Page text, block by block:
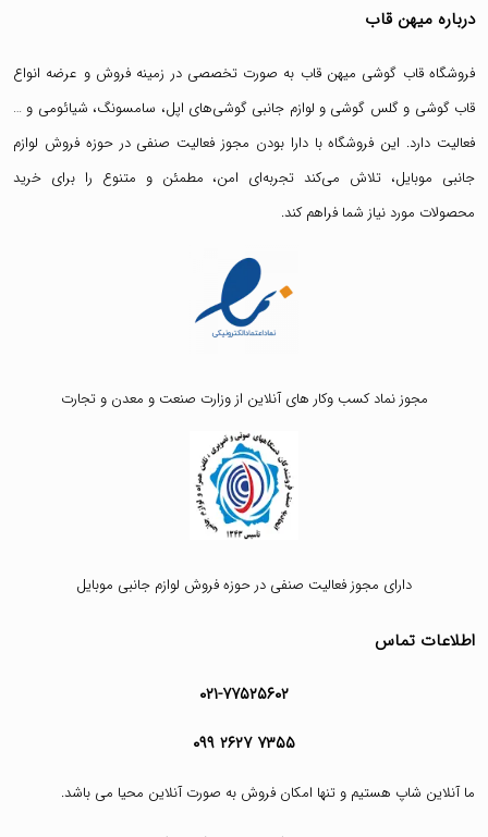
درباره میهن قاب
فروشگاه قاب گوشی میهن قاب به صورت تخصصی در زمینه فروش و عرضه انواع
قاب گوشی وگلس گوشی و لوازم جانبی گوشی‌های اپل، سامسونگ، شیائومی و …
فعالیت دارد. این فروشگاه با دارا بودن مجوز فعالیت صنفی در حوزه فروش لوازم
جانبی موبایل، تلاش می‌کند تجربه‌ای امن، مطمئن و متنوع را برای خرید
محصولات مورد نیاز شما فراهم کند.
مجوز نماد کسب وکار های آنلاین از وزارت صنعت و معدن و تجارت
دارای مجوز فعالیت صنفی در حوزه فروش لوازم جانبی موبایل
اطلاعات تماس
۰۲۱-۷۷۵۲۵۶۰۲
۰۹۹ ۲۶۲۷ ۷۳۵۵
ما آنلاین شاپ هستیم و تنها امکان فروش به صورت آنلاین محیا می باشد.